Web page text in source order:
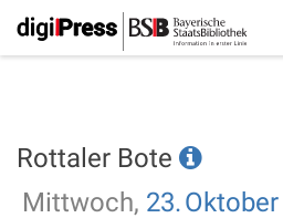
Rottaler Bote
Mittwoch, 23.Oktober